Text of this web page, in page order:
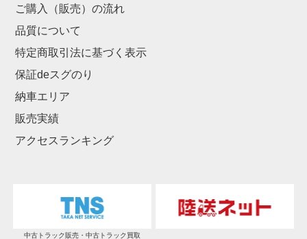
ご購入（販売）の流れ
品質について
特定商取引法に基づく表示
保証deスグのり
納車エリア
販売実績
アクセスランキング
中古トラック販売・中古トラック買取